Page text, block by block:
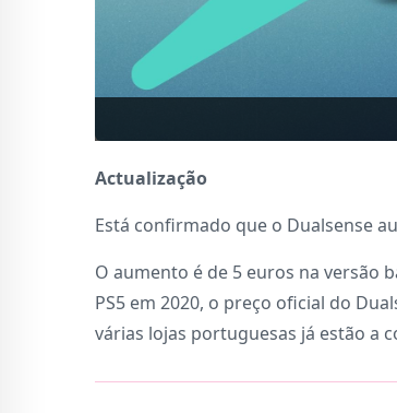
Actualização
Está confirmado que o Dualsense
O aumento é de 5 euros na versão
PS5 em 2020, o preço oficial do
várias lojas portuguesas já estão a